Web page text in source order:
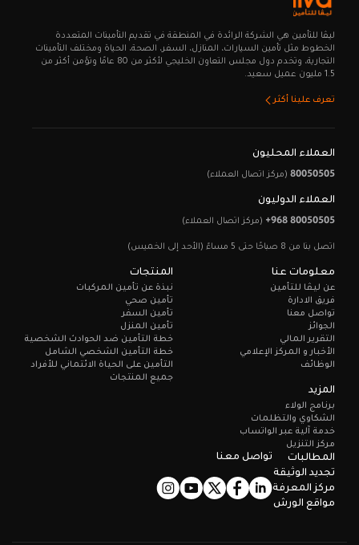
ليـڤا للتأمين هي الشركة الرائدة في المنطقة في تقديم التأمينات المتعددة
الخطوط مثل تأمين السيارات، المنازل، السفر، الصحة، الحياة ومختلف التأمينات
التجارية، وتخدم دول مجلس التعاون الخليجي لأكثر من 80 عامًا وتؤمن أكثر من
1.5 مليون عميل سعيد.
تعرف علينا أكثر
العملاء المحليون
80050505 (مركز اتصال العملاء)
العملاء الدوليون
+968 80050505 (مركز اتصال العملاء)
اتصل بنا من 8 صباحًا حتى 5 مساءً (الأحد إلى الخميس)
معلومات عنا
عن ليـڤا للتأمين
فريق الادارة
تواصل معنا
الجوائز
التقرير المالي
الأخبار و المركز الإعلامي
الوظائف
المنتجات
نبذة عن تأمين المركبات
تأمين صحي
تأمين السفر
تأمين المنزل
خطة التأمين ضد الحوادث الشخصية
خطة التأمين الشخصي الشامل
التأمين على الحياة الائتماني للأفراد
جميع المنتجات
المزيد
برنامج الولاء
الشكاوي والتظلمات
خدمة آلية عبر الواتساب
مركز التنزيل
المطالبات
تجديد الوثيقة
مركز المعرفة
مواقع الورش
تواصل معنا